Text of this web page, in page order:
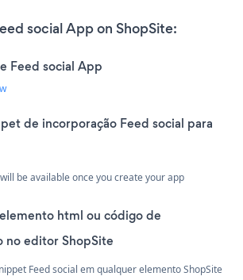
social App on ShopSite:
Feed social App
de incorporação Feed social para
be available once you create your app
html ou código de
no editor ShopSite
Feed social em qualquer elemento ShopSite